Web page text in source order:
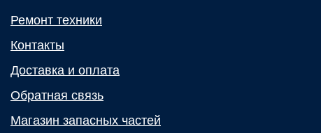
Ремонт техники
Контакты
Доставка и оплата
Обратная связь
Магазин запасных частей